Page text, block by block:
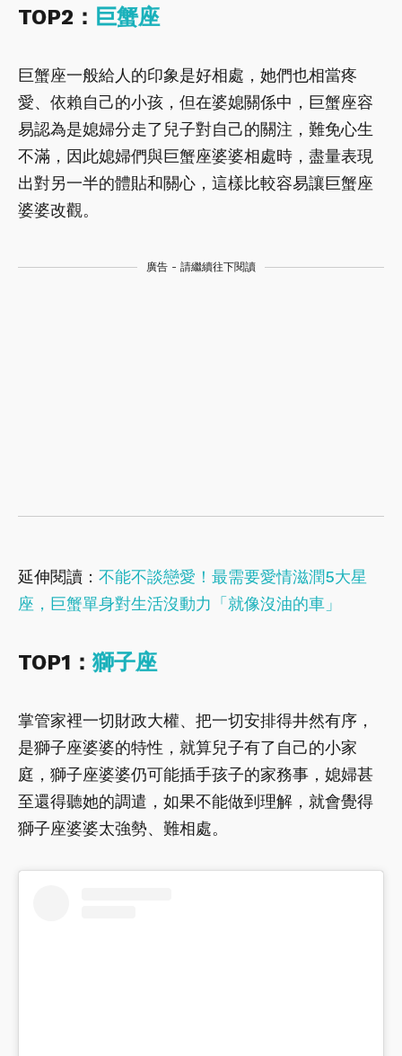
TOP2： 巨蟹座
巨蟹座一般給人的印象是好相處，她們也相當疼
愛、依賴自己的小孩，但在婆媳關係中，巨蟹座容
易認為是媳婦分走了兒子對自己的關注，難免心生
不滿，因此媳婦們與巨蟹座婆婆相處時，盡量表現
出對另一半的體貼和關心，這樣比較容易讓巨蟹座
婆婆改觀。
廣告 - 請繼續往下閱讀
延伸閱讀： 不能不談戀愛！最需要愛情滋潤5大星
座，巨蟹單身對生活沒動力「就像沒油的車」
TOP1： 獅子座
掌管家裡一切財政大權、把一切安排得井然有序，
是獅子座婆婆的特性，就算兒子有了自己的小家
庭，獅子座婆婆仍可能插手孩子的家務事，媳婦甚
至還得聽她的調遣，如果不能做到理解，就會覺得
獅子座婆婆太強勢、難相處。